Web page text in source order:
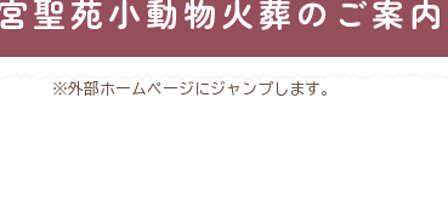
聖苑小動物火葬の ご案内
※外部ホームページにジャンプします。